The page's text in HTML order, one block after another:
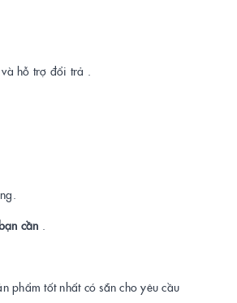
hỗ trợ đổi trả .
cần .
phẩm tốt nhất có sẵn cho yêu cầu